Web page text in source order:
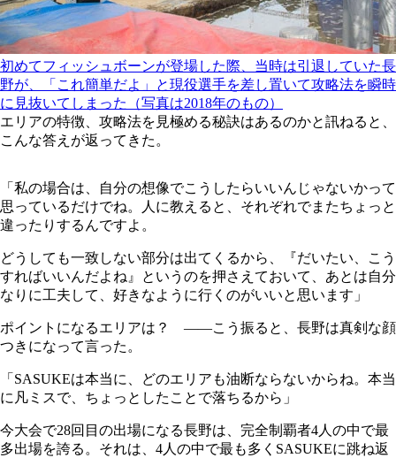
初めてフィッシュボーンが登場した際、当時は引退していた長
野が、「これ簡単だよ」と現役選手を差し置いて攻略法を瞬時
に見抜いてしまった（写真は2018年のもの）
エリアの特徴、攻略法を見極める秘訣はあるのかと訊ねると、
こんな答えが返ってきた。
「私の場合は、自分の想像でこうしたらいいんじゃないかって
思っているだけでね。人に教えると、それぞれでまたちょっと
違ったりするんですよ。
どうしても一致しない部分は出てくるから、『だいたい、こう
すればいいんだよね』というのを押さえておいて、あとは自分
なりに工夫して、好きなように行くのがいいと思います」
ポイントになるエリアは？ ――こう振ると、長野は真剣な顔
つきになって言った。
「SASUKEは本当に、どのエリアも油断ならないからね。本当
に凡ミスで、ちょっとしたことで落ちるから」
今大会で28回目の出場になる長野は、完全制覇者4人の中で最
多出場を誇る。それは、4人の中で最も多くSASUKEに跳ね返